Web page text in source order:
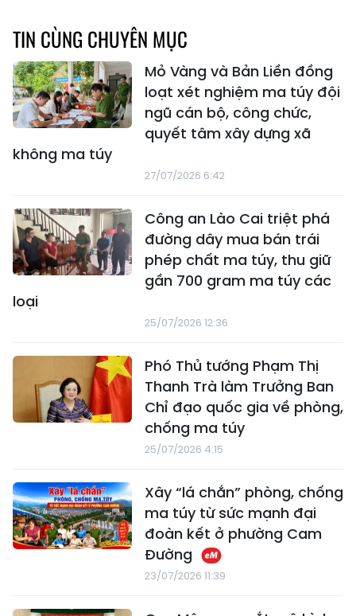
TIN CÙNG CHUYÊN MỤC
Mỏ Vàng và Bản Liền đồng
loạt xét nghiệm ma túy đội
ngũ cán bộ, công chức,
quyết tâm xây dựng xã
không ma túy
27/07/2026 6:42
Công an Lào Cai triệt phá
đường dây mua bán trái
phép chất ma túy, thu giữ
gần 700 gram ma túy các
loại
25/07/2026 12:36
Phó Thủ tướng Phạm Thị
Thanh Trà làm Trưởng Ban
Chỉ đạo quốc gia về phòng,
chống ma túy
25/07/2026 4:15
Xây “lá chắn” phòng, chống
ma túy từ sức mạnh đại
đoàn kết ở phường Cam
Đường
23/07/2026 11:39